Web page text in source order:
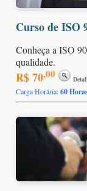
Curso de ISO
Conheça a ISO
qualidade.
R$ 70,00
Carga Horária:60